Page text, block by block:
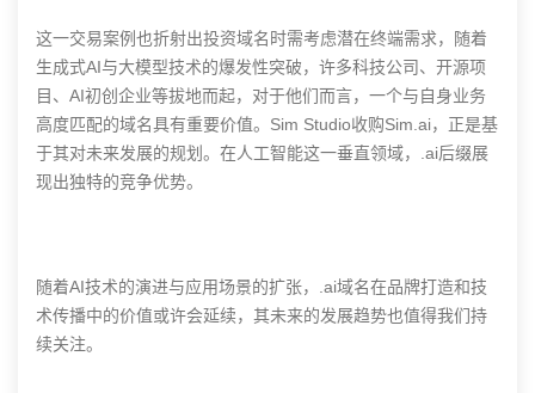
这一交易案例也折射出投资域名时需考虑潜在终端需求，随着
生成式AI与大模型技术的爆发性突破，许多科技公司、开源项
目、AI初创企业等拔地而起，对于他们而言，一个与自身业务
高度匹配的域名具有重要价值。Sim Studio收购Sim.ai，正是基
于其对未来发展的规划。在人工智能这一垂直领域，.ai后缀展
现出独特的竞争优势。
随着AI技术的演进与应用场景的扩张，.ai域名在品牌打造和技
术传播中的价值或许会延续，其未来的发展趋势也值得我们持
续关注。